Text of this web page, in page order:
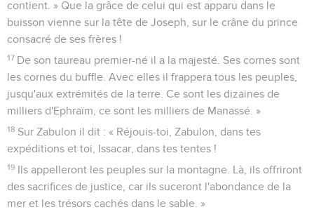
contient. » Que la grâce de celui qui est apparu dans le
buisson vienne sur la tête de Joseph, sur le crâne du prince
consacré de ses frères !
17 De son taureau premier-né il a la majesté. Ses cornes sont
les cornes du buffle. Avec elles il frappera tous les peuples,
jusqu'aux extrémités de la terre. Ce sont les dizaines de
milliers d'Ephraïm, ce sont les milliers de Manassé. »
18 Sur Zabulon il dit : « Réjouis-toi, Zabulon, dans tes
expéditions et toi, Issacar, dans tes tentes !
19 Ils appelleront les peuples sur la montagne. Là, ils offriront
des sacrifices de justice, car ils suceront l'abondance de la
mer et les trésors cachés dans le sable. »